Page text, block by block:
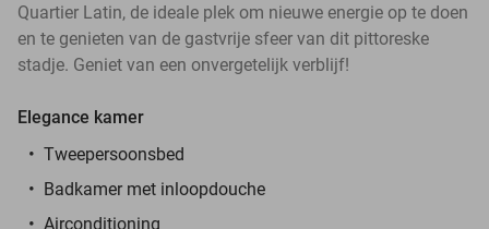
Quartier Latin, de ideale plek om nieuwe energie op te doen
en te genieten van de gastvrije sfeer van dit pittoreske
stadje. Geniet van een onvergetelijk verblijf!
Elegance kamer
Tweepersoonsbed
Badkamer met inloopdouche
Airconditioning